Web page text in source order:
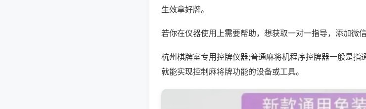
生效拿好牌。
若你在仪器使用上需要帮助，想获取一对一指导，添加微
杭州棋牌室专用控牌仪器;普通麻将机程序控牌器一般是
就能实现控制麻将牌功能的设备或工具。